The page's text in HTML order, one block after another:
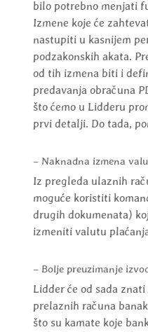
bilo potrebno menjati
Izmene koje će
nastupiti u kasnijem
podzakonskih akata.
od tih izmena biti i
predavanja obračuna
što ćemo u Lidderu
prvi detalji. Do tada,
– Naknadna izmena
Iz pregleda ulaznih
moguće koristiti
drugih dokumenata)
izmeniti valutu
– Bolje preuzimanje
Lidder će od sada
prelaznih računa
što su kamate koje